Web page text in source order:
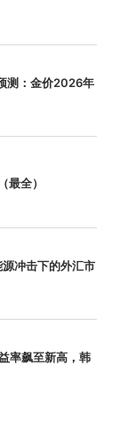
测：金价2026年
最全）
冲击下的外汇市
率飙至新高，韩